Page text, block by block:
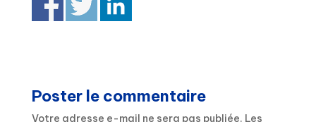
Poster le commentaire
Votre adresse e-mail ne sera pas publiée. Les